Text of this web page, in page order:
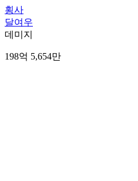
횡사
달여우
데미지
198억 5,654만